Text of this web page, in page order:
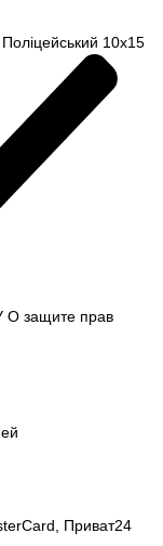
10х15
О защите прав
Приват24